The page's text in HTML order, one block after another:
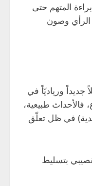
المتهم حتى
الرأي وصون
ورياديّاً في
طبيعية،
في ظل تعلّق
بتسليط